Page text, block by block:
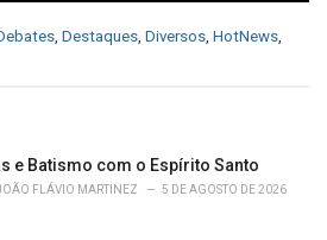
, Destaques, Diversos, HotNews,
e Batismo com o Espírito Santo
FLÁVIO MARTINEZ 5 DE AGOSTO DE 2026